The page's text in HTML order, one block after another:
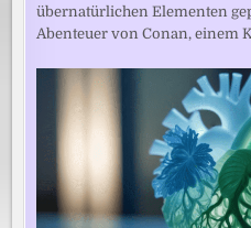
übernatürlichen Elementen
Abenteuer von Conan, einem